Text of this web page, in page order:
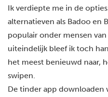
Ik verdiepte me in de
alternatieven als Badoo en
populair onder mensen
uiteindelijk bleef ik toch
het meest benieuwd naar,
swipen.
De tinder app downloaden